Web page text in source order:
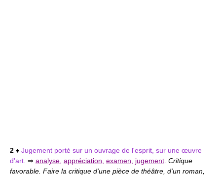
2 ♦ Jugement porté sur un ouvrage de l'esprit, sur une œuvre
d'art. ⇒ analyse appréciation examen jugement Critique
favorable. Faire la critique d'une pièce de théâtre, d'un roman,